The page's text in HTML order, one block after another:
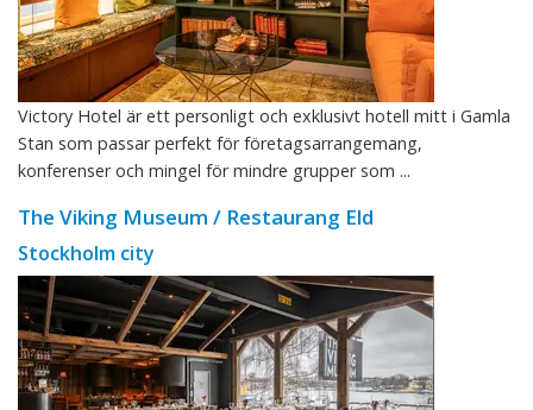
Victory Hotel är ett personligt och exklusivt hotell mitt i Gamla
Stan som passar perfekt för företagsarrangemang,
konferenser och mingel för mindre grupper som ...
The Viking Museum / Restaurang Eld
Stockholm city